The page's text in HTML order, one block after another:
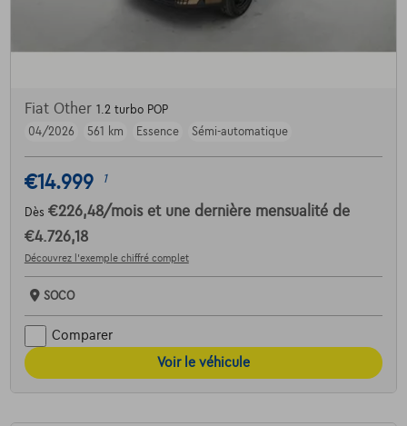
Fiat Other 1.2 turbo POP
04/2026
561 km Essence Sémi-automatique
€14.999 1
Dès €226,48/mois et une dernière mensualité de
€4.726,18
Découvrez l’exemple chiffré complet
SOCO
Comparer
Voir le véhicule